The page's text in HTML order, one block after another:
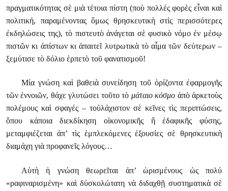
πραγματικότητας σὲ μιὰ τέτοια πίστη (ποὺ πολλές φορὲς εἶναι καὶ
πολιτική, παραμένοντας ὅμως θρησκευτικὴ στὶς περισσότερες
ἐκδηλώσεις της), τὸ πιστευτὸ ἀνάγεται σὲ φυσικὸ νόμο ἐν μέσῳ
πιστῶν κι ἀπίστων κι ἀπαιτεῖ λυτρωτικὰ τὸ αἷμα τῶν δεύτερων –
ξεμύτισε τὸ δόλιο ἑρπετὸ τοῦ φανατισμοῦ!
Μία γνώση καὶ βαθειὰ συνείδηση τοῦ ὁρίζοντα ἐφαρμογῆς
τῶν ἐννοιῶν, θάχε γλυτώσει τοῦτο τὸ μάταιο κόσμο ἀπὸ ἀρκετοὺς
πολέμους καὶ σφαγές – τοὐλάχιστον σὲ κεῖνες τὶς περιπτώσεις,
ὅπου κάποια διεκδίκηση οἰκονομικῆς ἢ ἐδαφικῆς φύσης,
μεταμφιέζεται ἀπ’ τὶς ἑμπλεκόμενες ἐξουσίες σὲ θρησκευτικὴ
διαμάχη γιὰ προφανεῖς λόγους…
Αὐτὴ ἡ γνώση θεωρεῖται ἀπ’ ὡρισμένους ὡς πολύ
«ραφιναρισμένη» καὶ δύσκολώτατη νὰ διδαχθῇ συστηματικὰ σὲ